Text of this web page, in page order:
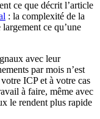
ce que décrit l’article
: la complexité de la
ce qu’une
avec leur
par mois n’est
ICP et à votre cas
à faire, même avec
le rendent plus rapide